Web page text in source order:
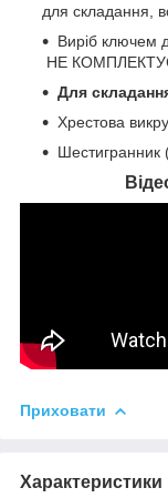
для складання,
Виріб ключем
НЕ
Для
Хрестова
Шестигранник
Приховати
Характеристики